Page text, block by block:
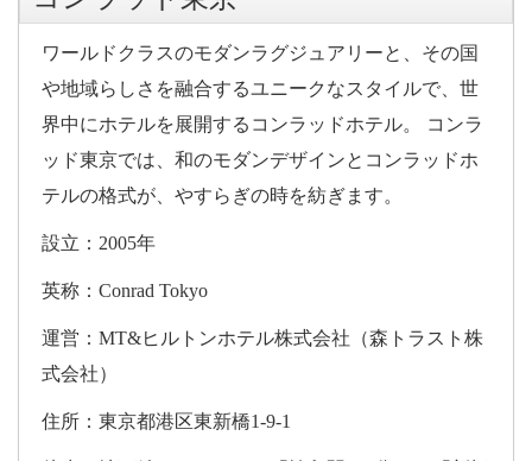
ワールドクラスのモダンラグジュアリーと、その国
や地域らしさを融合するユニークなスタイルで、世
界中にホテルを展開するコンラッドホテル。 コンラ
ッド東京では、和のモダンデザインとコンラッドホ
テルの格式が、やすらぎの時を紡ぎます。
設立：2005年
英称：Conrad Tokyo
運営：MT&ヒルトンホテル株式会社（森トラスト株
式会社）
住所：東京都港区東新橋1-9-1